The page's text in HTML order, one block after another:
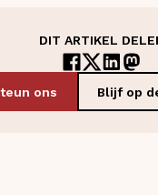
DIT ARTIKEL
ons Blijf op